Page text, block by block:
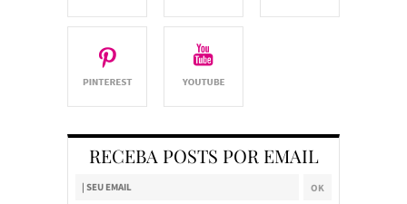
RECEBA POSTS POR EMAIL